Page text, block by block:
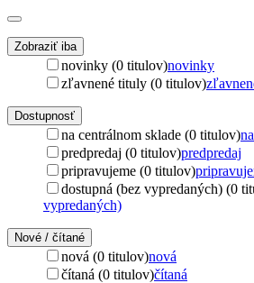
Zobraziť iba
novinky (0 titulov)novinky
zľavnené tituly (0 titulov)
Dostupnosť
na centrálnom sklade (0 titulov)
predpredaj (0 titulov)predpredaj
pripravujeme (0 titulov)
dostupná (bez vypredaných) (0
vypredaných)
Nové / čítané
nová (0 titulov)nová
čítaná (0 titulov)čítaná